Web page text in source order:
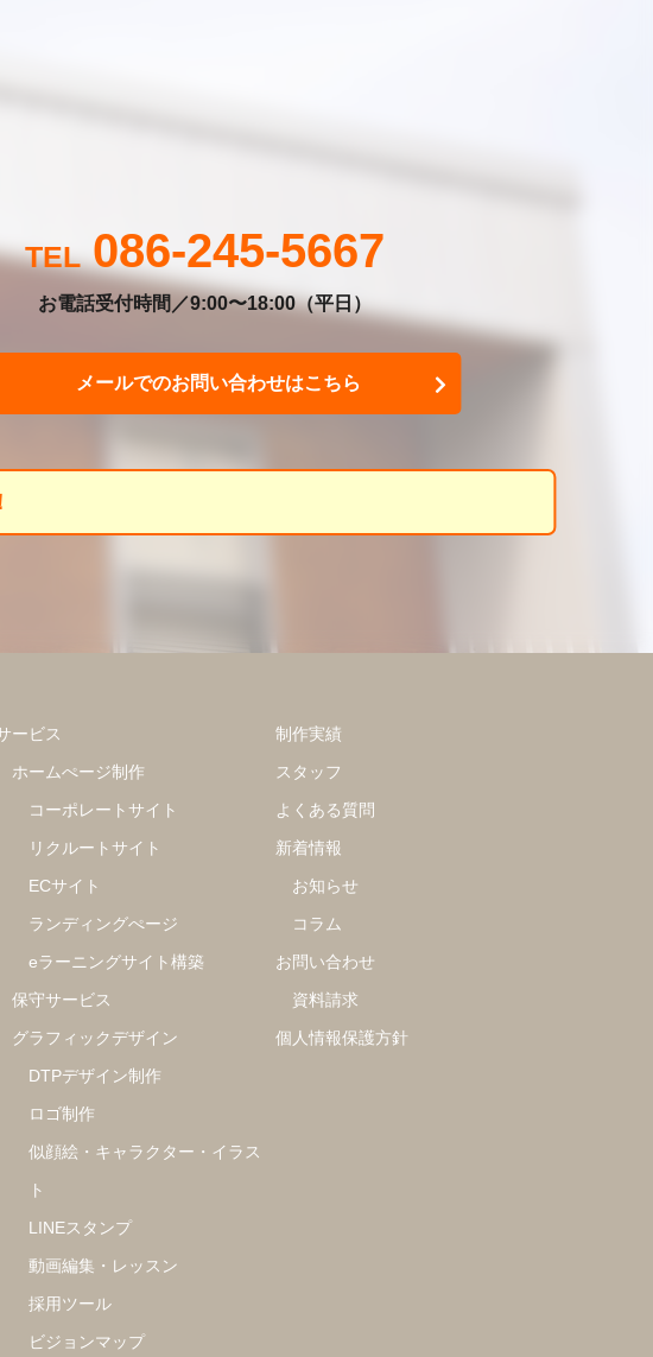
086-245-5667
お電話受付時間／9:00〜18:00（平日）
メールでのお問い合わせはこちら
ービス
ホームぺージ制作
コーポレートサイト
リクルートサイト
ECサイト
ランディングぺージ
eラーニングサイト構築
保守サービス
グラフィックデザイン
DTPデザイン制作
ロゴ制作
似顔絵・キャラクター・イラス
ト
LINEスタンプ
動画編集・レッスン
採用ツール
ビジョンマップ
制作実績
スタッフ
よくある質問
新着情報
お知らせ
コラム
お問い合わせ
資料請求
個人情報保護方針